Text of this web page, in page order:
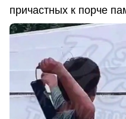
причастных к порче